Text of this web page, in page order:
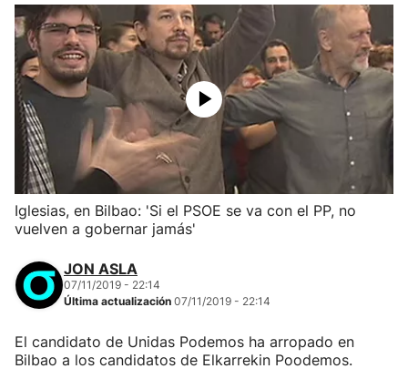
Iglesias, en Bilbao: 'Si el PSOE se va con el PP, no
vuelven a gobernar jamás'
JON ASLA
07/11/2019 - 22:14
Última actualización 07/11/2019 - 22:14
El candidato de Unidas Podemos ha arropado en
Bilbao a los candidatos de Elkarrekin Poodemos.